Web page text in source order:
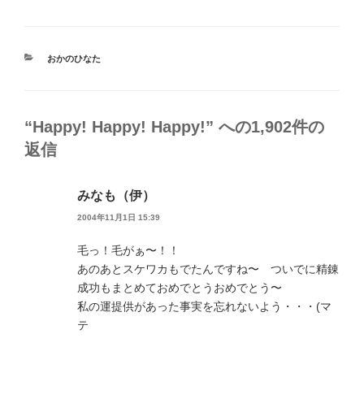
カ
おかのひなた
“Happy! Happy! Happy!” への1,902件の
返信
みなも（伊）
2004年11月1日 15:39
毛っ！毛がぁ〜！！
あのあとスケワカもでたんですね〜 ついでに精錬
成功もまとめておめでとうおめでとう〜
私の運提供があった事実を忘れないよう・・・(マ
テ